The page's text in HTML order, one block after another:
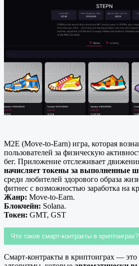
M2E (Move-to-Earn) игра, которая
пользователей за физическую
бег. Приложение отслеживает
начисляет токены за выполненные
среди любителей здорового образа
фитнес с возможностью заработка на
Жанр: Move-to-Earn.
Блокчейн: Solana.
Токен: GMT, GST
Что такое смарт-контракты в криптоиграх?
Смарт-контракты в криптоиграх —